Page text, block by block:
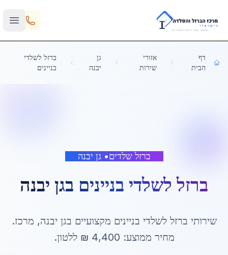
Skip to main content
דף
הבית
אזורי
שירות
גן
יבנה
ברזל לשלדי
בניינים
ברזל שלדים•גן יבנה
ברזל לשלדי בניינים בגן יבנה
שירותי ברזל לשלדי בניינים מקצועיים בגן יבנה, מרכז.
מחיר ממוצע: 4,400 ₪ ללטון.